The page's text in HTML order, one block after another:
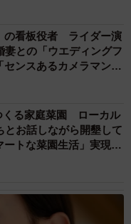
の看板役者 ライダー演
妻との「ウエディングフ
ンスあるカメラマン求
くる家庭菜園 ローカル
お話しながら開墾して
トな菜園生活」実現な